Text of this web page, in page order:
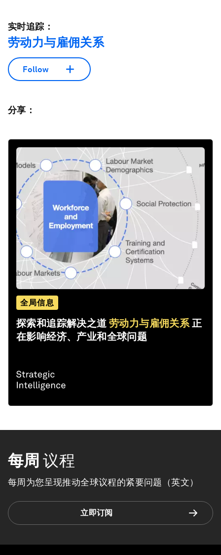
实时追踪：
劳动力与雇佣关系
Follow
分享：
全局信息
探索和追踪解决之道劳动力与雇佣关系正
在影响经济、产业和全球问题
每周 议程
每周为您呈现推动全球议程的紧要问题（英文）
立即订阅